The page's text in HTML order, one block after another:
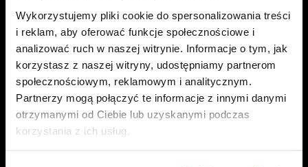
Wykorzystujemy pliki cookie do spersonalizowania treści
i reklam, aby oferować funkcje społecznościowe i
analizować ruch w naszej witrynie. Informacje o tym, jak
korzystasz z naszej witryny, udostępniamy partnerom
społecznościowym, reklamowym i analitycznym.
Partnerzy mogą połączyć te informacje z innymi danymi
otrzymanymi od Ciebie lub uzyskanymi podczas
korzystania z ich usług.
Citronex Trans Energy sp. z o.o.
ul. Słowiańska 13
59-900 Zgorzelec
NIP6152046672
+48 75 76 40 300
paliwa@ctenergy.pl